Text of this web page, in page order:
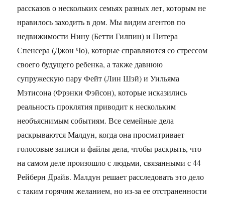
рассказов о нескольких семьях разных лет, которым не
нравилось заходить в дом. Мы видим агентов по
недвижимости Нину (Бетти Гилпин) и Питера
Спенсера (Джон Чо), которые справляются со стрессом
своего будущего ребенка, а также давнюю
супружескую пару Фейт (Лин Шэй) и Уильяма
Мэтисона (Фрэнки Фэйсон), которые исказились
реальность проклятия приводит к нескольким
необъяснимым событиям. Все семейные дела
раскрываются Малдун, когда она просматривает
голосовые записи и файлы дела, чтобы раскрыть, что
на самом деле произошло с людьми, связанными с 44
Рейберн Драйв. Малдун решает расследовать это дело
с таким горячим желанием, но из-за ее отстраненности